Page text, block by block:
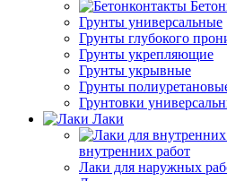
Грунты универсальные
Грунты глубокого
Грунты укрепляющие
Грунты укрывные
Грунты
Грунтовки
Лаки
внутренних работ
Лаки для наружных